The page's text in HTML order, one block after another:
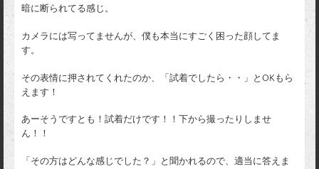
暗に断られてる感じ。
カメラには写ってませんが、僕も本当にすごく困った顔してま
す。
その表情に押されてくれたのか、「試着でしたら・・」とOKもら
えます！
あーそうですとも！試着だけです！！下から撮ったりしませ
ん！！
「その方はどんな感じでした？」と聞かれるので、適当に答えま